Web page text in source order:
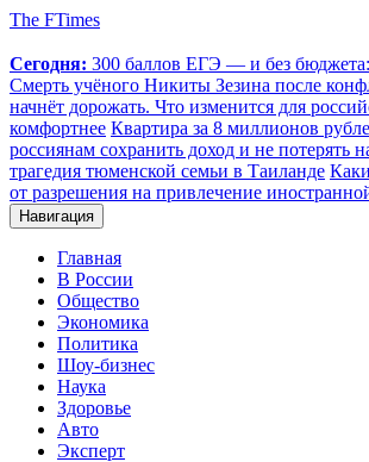
The FTimes
Сегодня: 300 баллов ЕГЭ — и без бюджета:
Смерть учёного Никиты Зезина после
начнёт дорожать. Что изменится для
комфортнее Квартира за 8 миллионов
россиянам сохранить доход и не потерять
трагедия тюменской семьи в Таиланде
от разрешения на привлечение
Навигация
Главная
В России
Общество
Экономика
Политика
Шоу-бизнес
Наука
Здоровье
Авто
Эксперт